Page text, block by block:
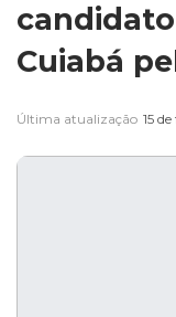
Cuiabá
Última atualização 15